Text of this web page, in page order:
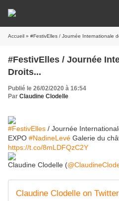
Accueil » #FestivElles / Journée Internationale
#FestivElles / Journée
Droits...
Publié le 26/02/2020 à 16:54
Par Claudine Clodelle
#FestivElles / Journée
EXPO #NadineLevé Galerie du
https://t.co/8mLDFQzC2Y
Claudine Clodelle (
Claudine Clodelle on Twitter